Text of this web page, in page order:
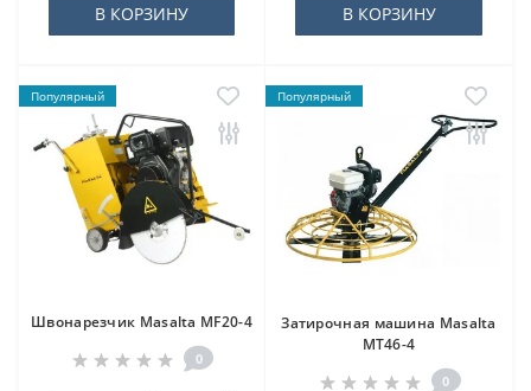
В КОРЗИНУ В КОРЗИНУ
Популярный
Швонарезчик Masalta MF20-4
0
Популярный
Затирочная машина Masalta
MT46-4
0